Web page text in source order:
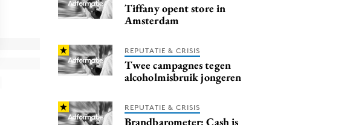
Tiffany opent store in
Amsterdam
REPUTATIE & CRISIS
Twee campagnes tegen
alcoholmisbruik jongeren
REPUTATIE & CRISIS
Brandbarometer: Cash is